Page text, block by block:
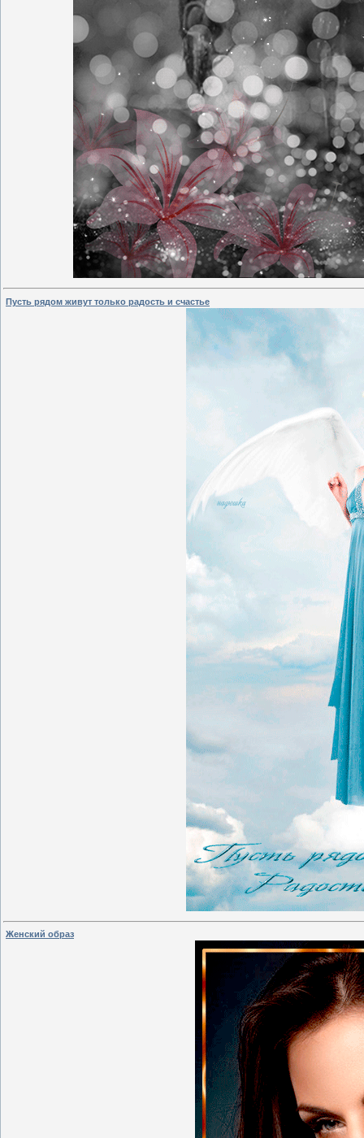
Пусть рядом живут только радость и счастье
Женский образ